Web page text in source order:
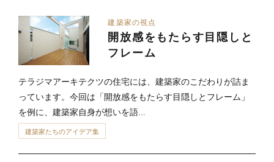
建築家の視点
開放感をもたらす目隠しと
フレーム
テラジマアーキテクツの住宅には、建築家のこだわりが詰ま
っています。今回は「開放感をもたらす目隠しとフレーム」
を例に、建築家自身が想いを語...
建築家たちのアイデア集